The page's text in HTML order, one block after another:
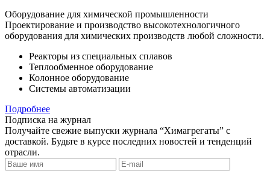
Оборудование для химической промышленности
Проектирование и производство высокотехнологичного
оборудования для химических производств любой сложности.
Реакторы из специальных сплавов
Теплообменное оборудование
Колонное оборудование
Системы автоматизации
Подробнее
Подписка на журнал
Получайте свежие выпуски журнала “Химагрегаты” с
доставкой. Будьте в курсе последних новостей и тенденций
отрасли.